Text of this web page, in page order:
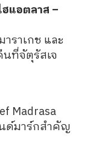
แอตลาส –
ราเกช และ
ที่จัตุรัสเจ
Madrasa
ด์มาร์กสำคัญ